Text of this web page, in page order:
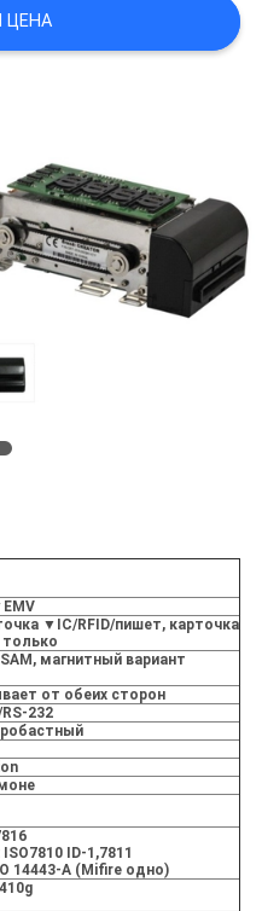
ЦЕНА
▼IC/RFID/пишет, карточка
только
магнитный вариант
от обеих сторон
232
ID-1,7811
14443-A (Mifire одно)